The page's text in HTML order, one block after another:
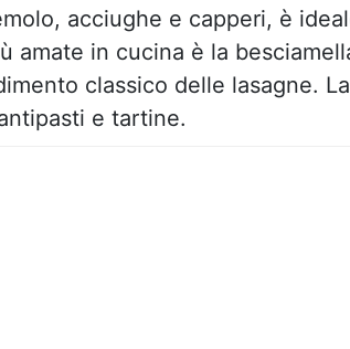
acciughe e capperi, è
amate in cucina è la
classico delle lasagne. La
e tartine.